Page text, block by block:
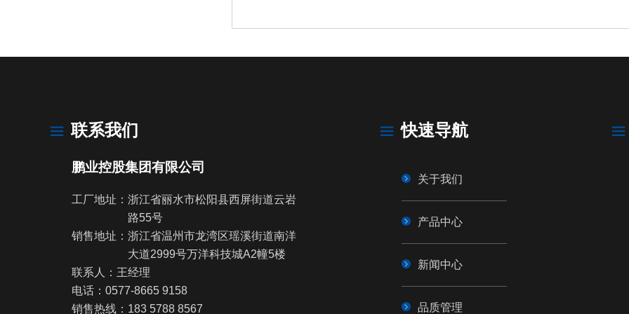
联系我们
鹏业控股集团有限公司
工厂地址：浙江省丽水市松阳县西屏街道云岩
路55号
销售地址：浙江省温州市龙湾区瑶溪街道南洋
大道2999号万洋科技城A2幢5楼
联系人：王经理
电话： 0577-8665 9158
销售热线： 183 5788 8567
快速导航
关于我们
产品中心
新闻中心
品质管理